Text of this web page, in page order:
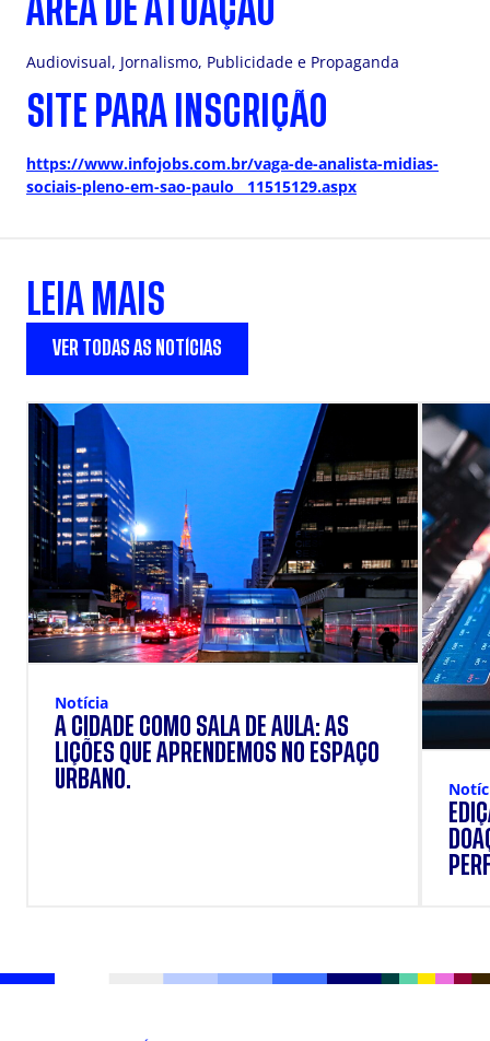
ÁREA DE ATUAÇÃO
Audiovisual, Jornalismo, Publicidade e Propaganda
SITE PARA INSCRIÇÃO
https://www.infojobs.com.br/vaga-de-analista-midias-
sociais-pleno-em-sao-paulo__11515129.aspx
LEIA MAIS
VER TODAS AS NOTÍCIAS
Notícia
A CIDADE COMO SALA DE AULA: AS
LIÇÕES QUE APRENDEMOS NO ESPAÇO
URBANO.